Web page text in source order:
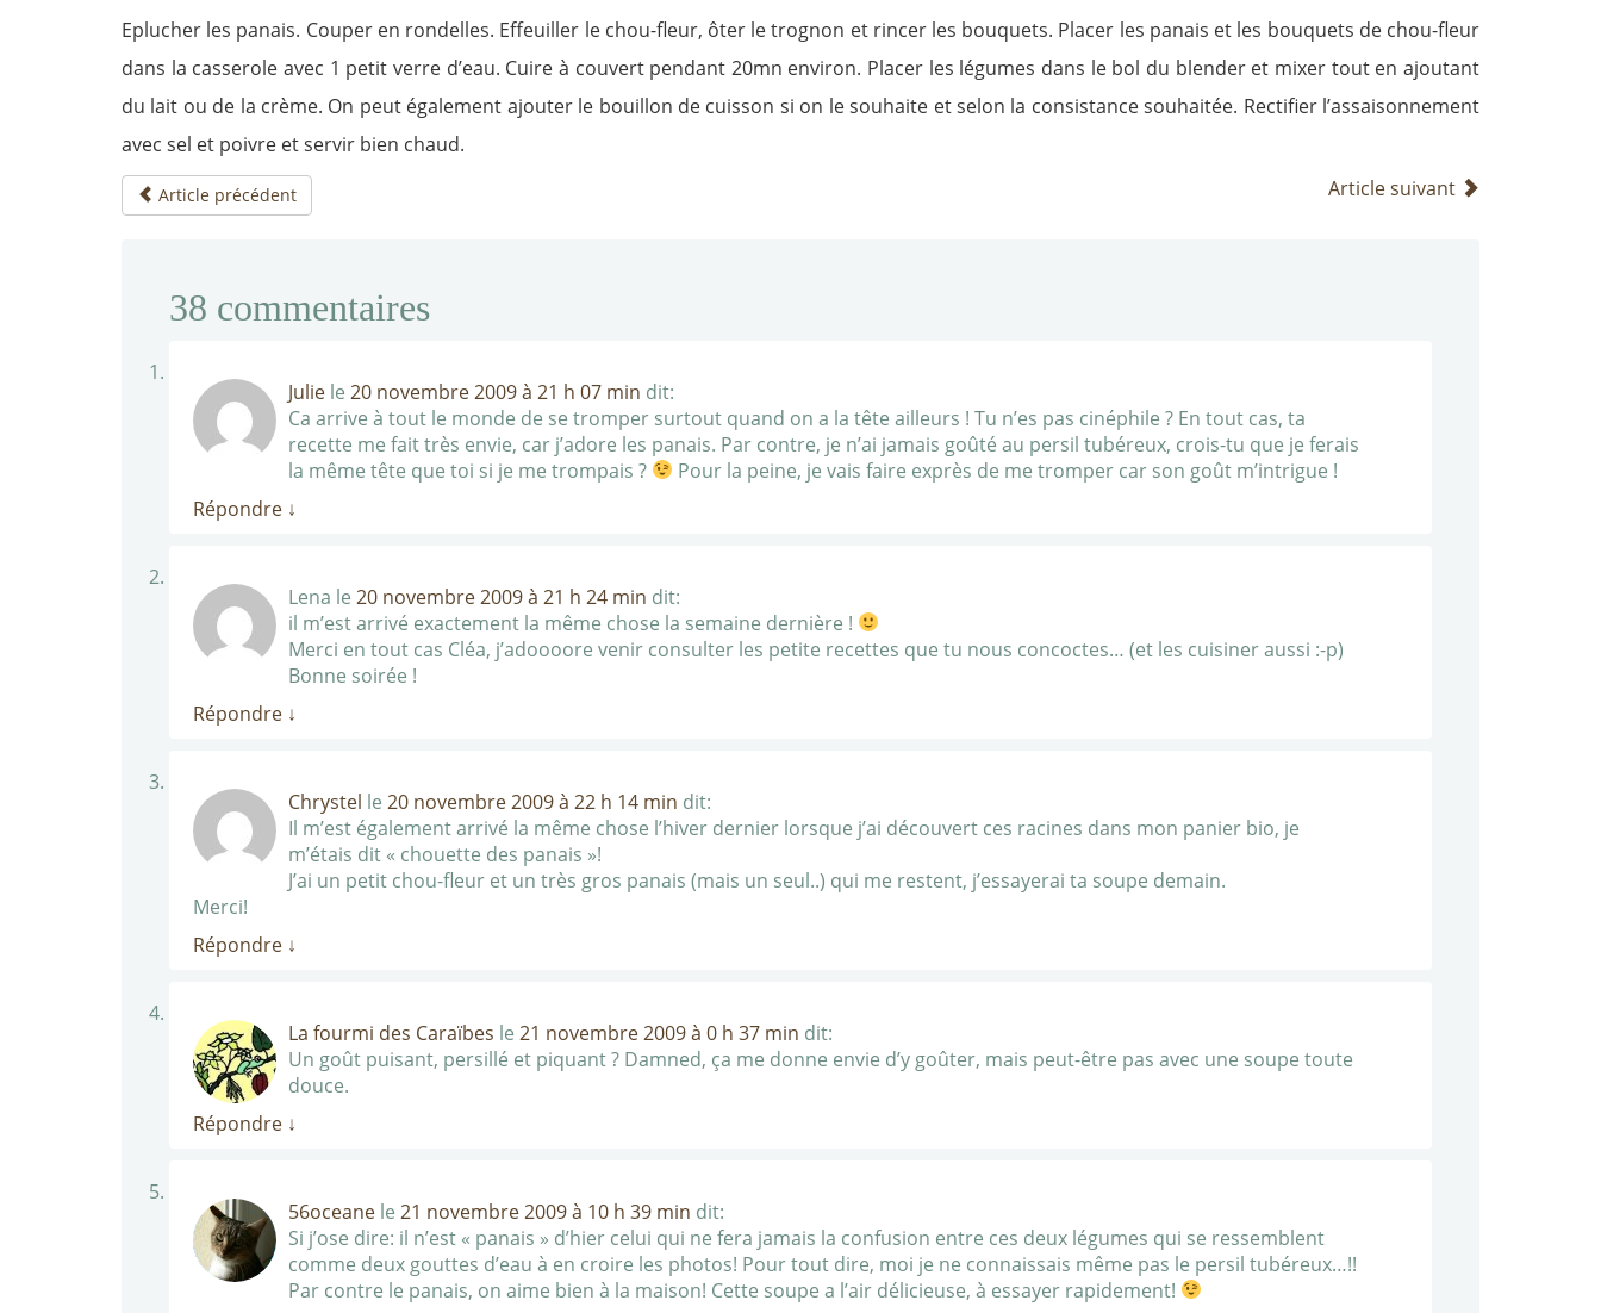
Eplucher les panais. Couper en rondelles. Effeuiller le chou-fleur, ôter le trognon et rincer les bouquets. Placer les panais et les bouquets de chou-fleur
dans la casserole avec 1 petit verre d’eau. Cuire à couvert pendant 20mn environ. Placer les légumes dans le bol du blender et mixer tout en ajoutant
du lait ou de la crème. On peut également ajouter le bouillon de cuisson si on le souhaite et selon la consistance souhaitée. Rectifier l’assaisonnement
avec sel et poivre et servir bien chaud.
Article précédent Article suivant
38 commentaires
Julie le 20 novembre 2009 à 21 h 07 min dit:
Ca arrive à tout le monde de se tromper surtout quand on a la tête ailleurs ! Tu n’es pas cinéphile ? En tout cas, ta
recette me fait très envie, car j’adore les panais. Par contre, je n’ai jamais goûté au persil tubéreux, crois-tu que je ferais
la même tête que toi si je me trompais ?
Pour la peine, je vais faire exprès de me tromper car son goût m’intrigue !
Répondre ↓
Lena le 20 novembre 2009 à 21 h 24 min dit:
il m’est arrivé exactement la même chose la semaine dernière !
Merci en tout cas Cléa, j’adoooore venir consulter les petite recettes que tu nous concoctes… (et les cuisiner aussi :-p)
Bonne soirée !
Répondre ↓
Chrystel le 20 novembre 2009 à 22 h 14 min dit:
Il m’est également arrivé la même chose l’hiver dernier lorsque j’ai découvert ces racines dans mon panier bio, je
m’étais dit « chouette des panais »!
J’ai un petit chou-fleur et un très gros panais (mais un seul..) qui me restent, j’essayerai ta soupe demain.
Merci!
Répondre ↓
La fourmi des Caraïbes le 21 novembre 2009 à 0 h 37 min dit:
Un goût puisant, persillé et piquant ? Damned, ça me donne envie d’y goûter, mais peut-être pas avec une soupe toute
douce.
Répondre ↓
56oceane le 21 novembre 2009 à 10 h 39 min dit:
Si j’ose dire: il n’est « panais » d’hier celui qui ne fera jamais la confusion entre ces deux légumes qui se ressemblent
comme deux gouttes d’eau à en croire les photos! Pour tout dire, moi je ne connaissais même pas le persil tubéreux…!!
Par contre le panais, on aime bien à la maison! Cette soupe a l’air délicieuse, à essayer rapidement!